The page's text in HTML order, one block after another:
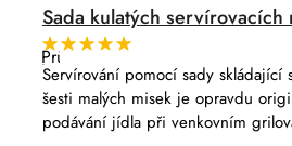
Sada kulatých servírovacích
Průměrné
hodnocení
produktu
je
5,0
z
Servírování pomocí sady skládající
šesti malých misek je opravdu
podávání jídla při venkovním